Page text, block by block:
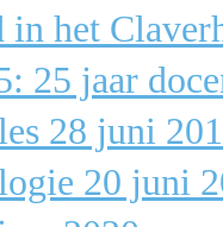
in het
25 jaar
28 juni
20 juni